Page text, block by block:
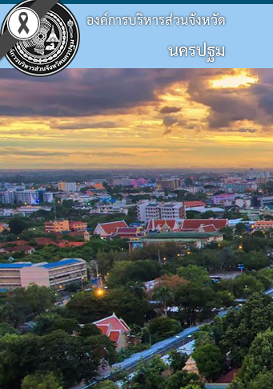
องค์การบริหารส่วนจังหวัด
นครปฐม
ประวัติ อบจ.
ข้อมูลพื้นฐาน
วิสัยทัศน์
อำนาจหน้าที่
โครงสร้างองค์กร
โครงสร้างผู้บริหาร
โครงสร้างฝ่ายการเมือง
โครงสร้างส่วนราชการ
โครงสร้างโรงพยาบาลส่งเสริมสุ
โครงสร้างการบริหารงาน
ข้อบัญญัติงบประมาณ
แผนพัฒนาท้องถิ่น
แผนดำเนินงาน
ผลการดำเนินงาน
รายงานติดตามผลการดำเนินการ
รายงานติดตามผลการดำเนินการ
เงินสะสม
แผนจัดซื้อจัดจ้างหรือจัดหาพัสดุ
รายงานความก้าวหน้าการจัดซื้อ
สรุปผลการจัดซื้อจัดจ้างหรือการ
รายงานผลการจัดซื้อจัดจ้างหรือ
ประมวลจริยธรรม
แผนการบริหารและพัฒนาบุคคล
รายงานผลการบริหารและพัฒนา
หลักเกณฑ์การบริหารทรัพยากรบุ
กิจกรรม อบจ.
ข่าวประชาสัมพันธ์
ประชาสัมพันธ์สภา
มติที่ประชุมสภา
รายงานการประชุมสภา
ประกาศจัดซื้อจัดจ้าง
สรุปผลการจัดซื้อจัดจ้าง
การดำเนินการเพื่อจัดการความเสี่
แนวทางปฏิบัติเรื่องร้องเรียน
ประกาศเจตนารมณ์ นโยบาย
แผนปฏิบัติการป้องกันการทุจริต
มาตรการส่งเสริมคุณธรรมและคว
รายงานผลการดำเนินการเพื่อส่ง
รายงานผลการดำเนินการป้องกัน